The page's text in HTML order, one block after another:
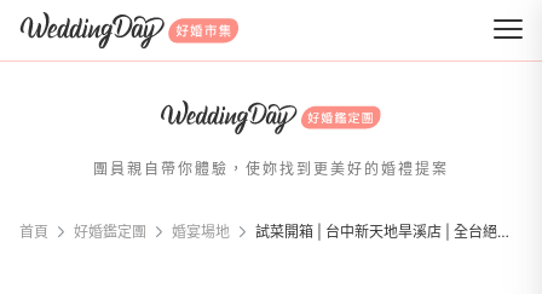
WeddingDay 好婚市集
團員親自帶你體驗，使妳找到更美好的婚禮提案
首頁 好婚鑑定團 婚宴場地 試菜開箱 | 台中新天地旱溪店 | 全台絕無僅有的宮廷婚禮，沉浸式體驗西洋古董、中式佳餚饗宴！